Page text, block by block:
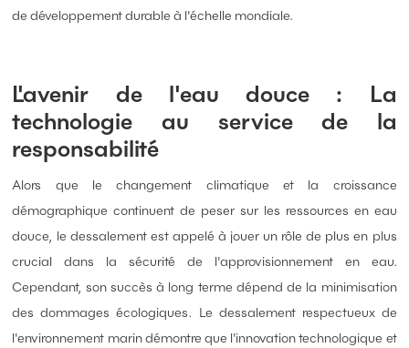
de développement durable à l'échelle mondiale.
L'avenir de l'eau douce : La
technologie au service de la
responsabilité
Alors que le changement climatique et la croissance
démographique continuent de peser sur les ressources en eau
douce, le dessalement est appelé à jouer un rôle de plus en plus
crucial dans la sécurité de l'approvisionnement en eau.
Cependant, son succès à long terme dépend de la minimisation
des dommages écologiques. Le dessalement respectueux de
l'environnement marin démontre que l'innovation technologique et